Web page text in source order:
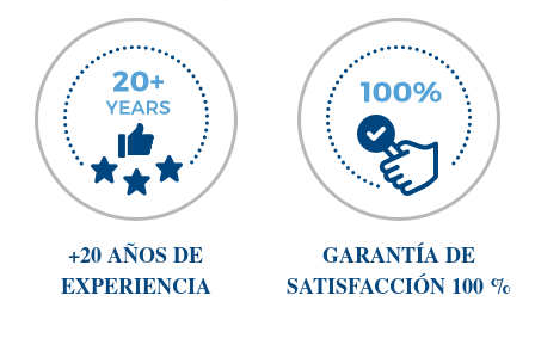
+20 AÑOS DE
EXPERIENCIA
GARANTÍA DE
SATISFACCIÓN 100 %